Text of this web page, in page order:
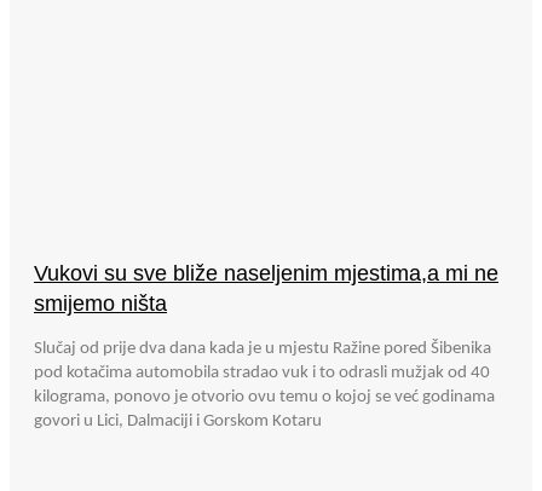
Vukovi su sve bliže naseljenim mjestima,a mi ne
smijemo ništa
Slučaj od prije dva dana kada je u mjestu Ražine pored Šibenika
pod kotačima automobila stradao vuk i to odrasli mužjak od 40
kilograma, ponovo je otvorio ovu temu o kojoj se već godinama
govori u Lici, Dalmaciji i Gorskom Kotaru